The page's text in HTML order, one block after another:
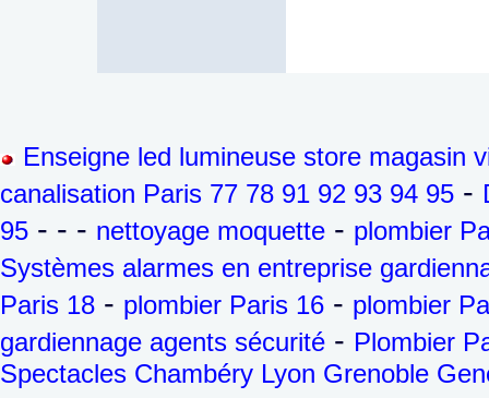
Enseigne led lumineuse store magasin
canalisation Paris 77 78 91 92 93 94 95 -
95 - - - nettoyage moquette - plombier
Systèmes alarmes en entreprise
Paris 18 - plombier Paris 16 - plombier
gardiennage agents sécurité - Plombier
Spectacles Chambéry Lyon Grenoble